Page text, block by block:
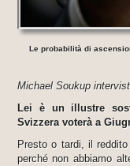
Le probabilità di
Michael Soukup
Lei è un illustre
Svizzera voterà a
Presto o tardi, il
perché non abbiamo